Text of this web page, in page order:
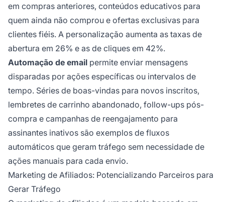
em compras anteriores, conteúdos educativos para
quem ainda não comprou e ofertas exclusivas para
clientes fiéis. A personalização aumenta as taxas de
abertura em 26% e as de cliques em 42%.
Automação de email permite enviar mensagens
disparadas por ações específicas ou intervalos de
tempo. Séries de boas-vindas para novos inscritos,
lembretes de carrinho abandonado, follow-ups pós-
compra e campanhas de reengajamento para
assinantes inativos são exemplos de fluxos
automáticos que geram tráfego sem necessidade de
ações manuais para cada envio.
Marketing de Afiliados: Potencializando Parceiros para
Gerar Tráfego